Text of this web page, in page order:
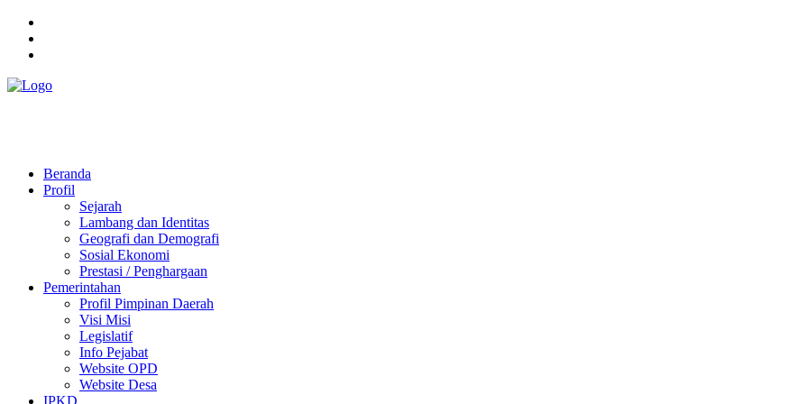
Beranda
Profil
Sejarah
Lambang dan Identitas
Geografi dan Demografi
Sosial Ekonomi
Prestasi / Penghargaan
Pemerintahan
Profil Pimpinan Daerah
Visi Misi
Legislatif
Info Pejabat
Website OPD
Website Desa
IPKD